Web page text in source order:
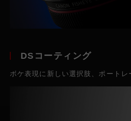
DSコーティング
ボケ表現に新しい選択肢、ポートレ